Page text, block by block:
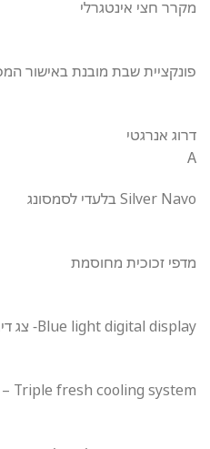
מקרר חצי אינטגרלי
פונקציית שבת מובנת באישור
דרוג אנרגטי
A
Silver Navo בלעדי לסמסונג
מדפי זכוכית מחוסמת
Blue light digital display- צג דיגיטלי מעוצב עם כפתורי טאצ'
Triple fresh cooling system – מערכת קירור משולשת